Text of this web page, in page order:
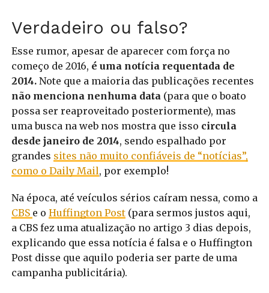
Verdadeiro ou falso?
Esse rumor, apesar de aparecer com força no
começo de 2016, é uma notícia requentada de
2014.Note que a maioria das publicações recentes
não menciona nenhuma data(para que o boato
possa ser reaproveitado posteriormente), mas
uma busca na web nos mostra que isso circula
desde janeiro de 2014, sendo espalhado por
grandes sites não muito confiáveis de “notícias”,
como o Daily Mail, por exemplo!
Na época, até veículos sérios caíram nessa, como a
CBS e o Huffington Post(para sermos justos aqui,
a CBS fez uma atualização no artigo 3 dias depois,
explicando que essa notícia é falsa e o Huffington
Post disse que aquilo poderia ser parte de uma
campanha publicitária).